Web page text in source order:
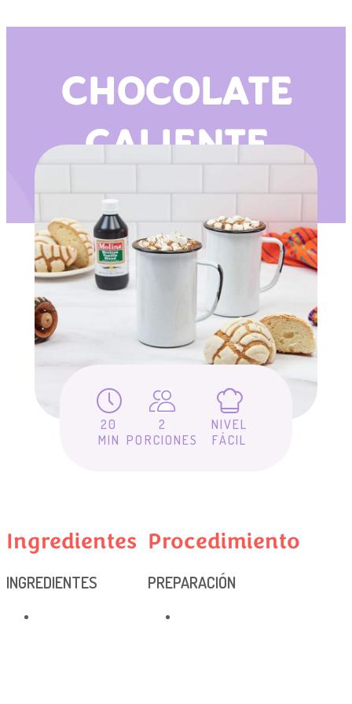
CHOCOLATE
CALIENTE
20
MIN
2
PORCIONES
NIVEL
FÁCIL
Ingredientes
INGREDIENTES
Procedimiento
PREPARACIÓN